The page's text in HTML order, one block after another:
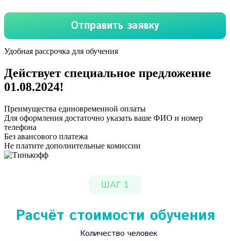
Удобная рассрочка для обучения
Действует специальное предложение
01.08.2024!
Преимущества единовременной оплаты
Для оформления достаточно указать ваше ФИО и номер
телефона
Без авансового платежа
Не платите дополнительные комиссии